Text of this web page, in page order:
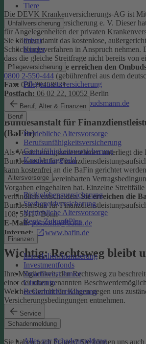
Tiere
Unfallversicherung
Privat
Kinder
Pflegeversicherung
Pflegezusatzversicherung
Beruf, Alter & Finanzen
Beruf
Betriebliche Altersvorsorge
Berufsunfähigkeitsversicherung
Grundfähigkeitsversicherung
Krankentagegeld
Altersvorsorge
Risikolebensversicherung
Sterbegeldversicherung
Betriebliche Altersvorsorge
Rente ZukunftPlus
Finanzen
Immobilienfinanzierung
Investmentfonds
SmartInvest Junior
Girokonto
Restschuldversicherung
Service
Schadenmeldung
Alles zur Schadenmeldung
Die DEVK Krankenversicherungs-AG ist
privaten Krankenversicherung e. V. Dieser
für Angelegenheiten der privaten
Sie können damit das kostenlose,
Schlichtungsverfahren in Anspruch nehmen.
dass die gleiche Streitfrage nicht bereits von
wird oder wurde.Sie erreichen den
0800 2-550-444 (gebührenfrei aus dem
Fax: 030 20458931
Postfach: 06 02 22, 10052 Berlin
Internet:
www.pkv-ombudsmann.de
Bundesanstalt für
(BaFin)
Als Versicherungsunternehmen unterliegt
Bundesanstalt für
kann kostenfrei an die BaFin gerichtet
Versicherer die vereinbarten
Vorgaben eingehalten hat. Einzelne
verbindlich entscheiden.Sie erreichen die
Bundesanstalt für
108, 53117 Bonn
E-Mail: poststelle@bafin.de
Internet:
www.bafin.de
Wichtig: Rechtsweg bleibt
Ihre Möglichkeit, den Rechtsweg zu
einer der oben genannten
Welches Gericht für Klagen gegen uns
Versicherungsbedingungen entnehmen.
Kontakt
Sie haben noch Fragen? Sie können uns